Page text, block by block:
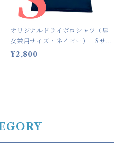
オリジナルドライポロシャツ（男
女兼用サイズ・ネイビー） Sサイ
ズ
¥2,800